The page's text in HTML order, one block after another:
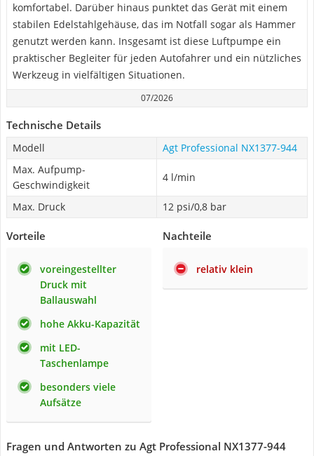
komfortabel. Darüber hinaus punktet das Gerät mit einem
stabilen Edelstahlgehäuse, das im Notfall sogar als Hammer
genutzt werden kann. Insgesamt ist diese Luftpumpe ein
praktischer Begleiter für jeden Autofahrer und ein nützliches
Werkzeug in vielfältigen Situationen.
07/2026
Technische Details
Modell
Agt Professional NX1377-944
Max. Aufpump-
Geschwindigkeit
4 l/min
Max. Druck 12 psi/0,8 bar
Vorteile
voreingestellter
Druck mit
Ballauswahl
hohe Akku-Kapazität
mit LED-
Taschenlampe
besonders viele
Aufsätze
Nachteile
relativ klein
Fragen und Antworten zu Agt Professional NX1377-944